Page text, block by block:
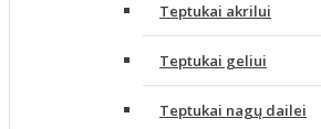
Teptukai akrilui
Teptukai geliui
Teptukai nagų dailei